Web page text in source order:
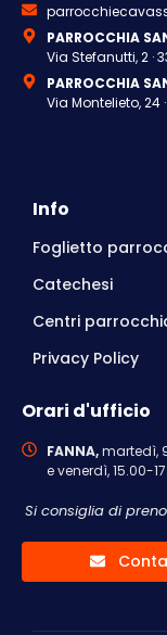
PARROCCHIA
Via Stefanutti, 2 ·
PARROCCHIA
Via Montelieto, 24
Info
Foglietto
Catechesi
Centri
Privacy Policy
Orari d'ufficio
FANNA,martedì,
e venerdì, 15.00-
Si consiglia di